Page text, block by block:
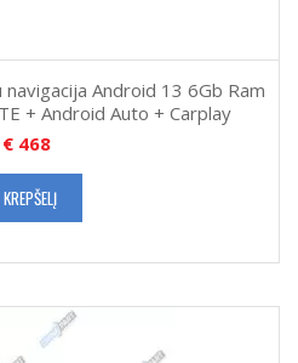
Android 13 6Gb Ram
+ Android Auto + Carplay
€ 468